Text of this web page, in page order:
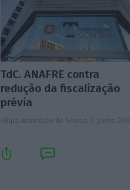
TdC. ANAFRE contra
redução da fiscalização
prévia
Filipa Ambrósio de Sousa, 2 Junho